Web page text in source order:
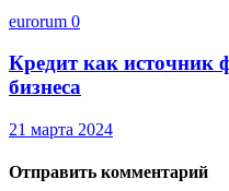
eurorum 0
Кредит как источник
бизнеса
21 марта 2024
Отправить комментарий